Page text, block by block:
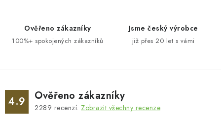
Ověřeno zákazníky
100%+ spokojených zákazníků
Jsme český výrobce
již přes 20 let s vámi
4.9 Ověřeno zákazníky
2289 recenzí. Zobrazit všechny recenze